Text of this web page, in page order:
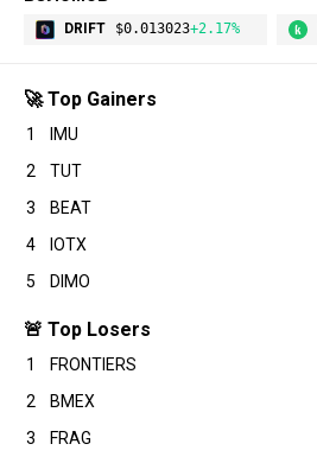
DRIFT $0.013023+2.17%
🚀 Top Gainers
1 IMU
2
TUT
3
BEAT
4
IOTX
5
DIMO
🚨 Top Losers
1 FRONTIERS
2
BMEX
3
FRAG